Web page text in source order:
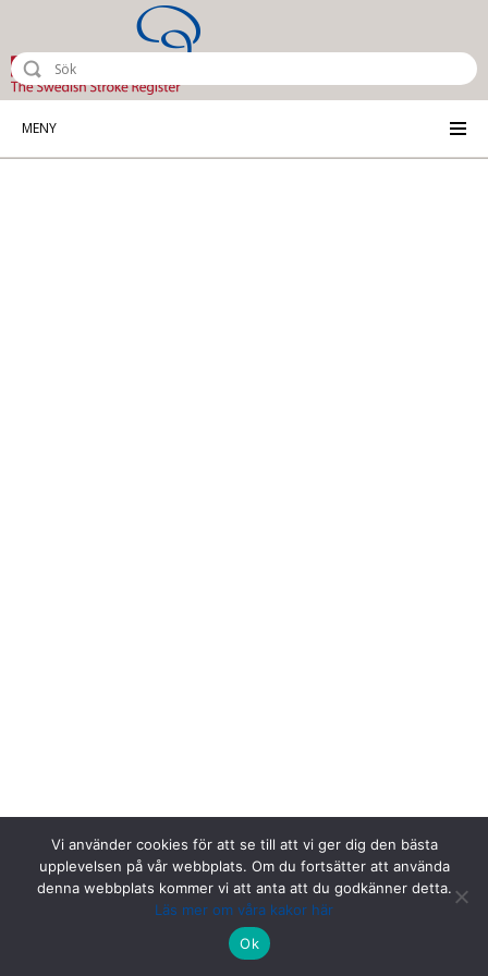
MENY
Riksstroke, Målpunkt PA rum 1013, Norrlands universitetssjukhus,
Vi använder cookies för att se till att vi ger dig den bästa
upplevelsen på vår webbplats. Om du fortsätter att använda
denna webbplats kommer vi att anta att du godkänner detta.
Läs mer om våra kakor här
Ok